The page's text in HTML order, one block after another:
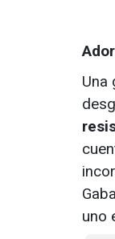
Una
uno